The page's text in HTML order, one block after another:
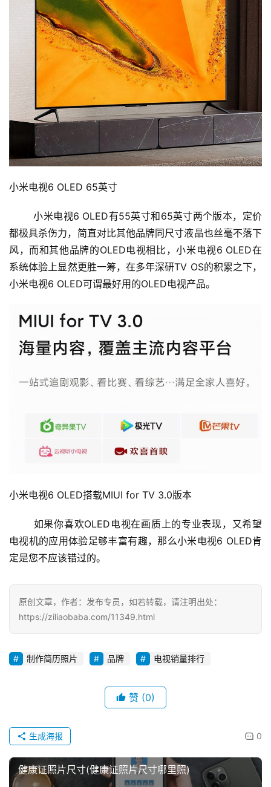
小米电视6 OLED 65英寸
小米电视6 OLED有55英寸和65英寸两个版本，定价
都极具杀伤力，简直对比其他品牌同尺寸液晶也丝毫不落下
风，而和其他品牌的OLED电视相比，小米电视6 OLED在
系统体验上显然更胜一筹，在多年深研TV OS的积累之下，
小米电视6 OLED可谓最好用的OLED电视产品。
小米电视6 OLED搭载MIUI for TV 3.0版本
如果你喜欢OLED电视在画质上的专业表现，又希望
电视机的应用体验足够丰富有趣，那么小米电视6 OLED肯
定是您不应该错过的。
原创文章，作者：发布专员，如若转载，请注明出处：
https://ziliaobaba.com/11349.html
制作简历照片 品牌 电视销量排行
赞 (0)
0
生成海报
健康证照片尺寸(健康证照片尺寸哪里照)